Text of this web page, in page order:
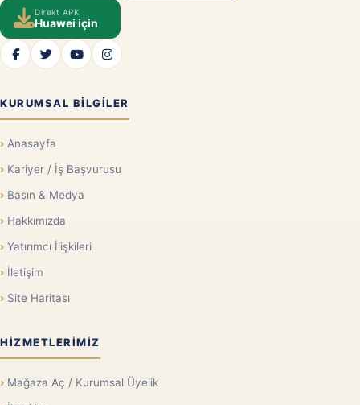
Direkt APK
Huawei için
KURUMSAL BILGILER
Anasayfa
Kariyer / İş Başvurusu
Basın & Medya
Hakkımızda
Yatırımcı İlişkileri
İletişim
Site Haritası
HIZMETLERIMIZ
Mağaza Aç / Kurumsal Üyelik